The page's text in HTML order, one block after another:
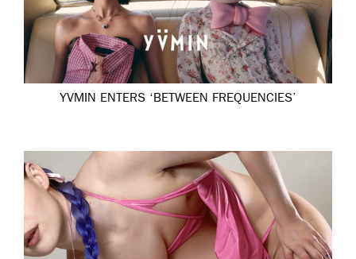
YVMIN ENTERS ‘BETWEEN FREQUENCIES’